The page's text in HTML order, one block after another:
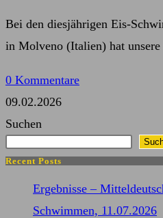
Bei den diesjährigen Eis-
in Molveno (Italien) hat
0 Kommentare
09.02.2026
Suchen
Recent Posts
Ergebnisse –
Schwimmen, 11.07.2026